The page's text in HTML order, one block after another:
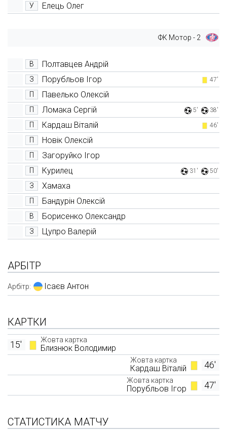
У Елець Олег
ФК Мотор - 2
В Полтавцев Андрій
З Порубльов Ігор 47'
П Павелько Олексій
П Ломака Сергій 5' 38'
П Кардаш Віталій 46'
П Новік Олексій
П Загоруйко Ігор
П Курилец 31' 50'
З Хамаха
П Бандурін Олексій
В Борисенко Олександр
З Цупро Валерій
АРБІТР
Арбітр: Ісаєв Антон
КАРТКИ
Жовта картка
Близнюк Володимир
15'
46'
Жовта картка
Кардаш Віталій
47'
Жовта картка
Порубльов Ігор
СТАТИСТИКА МАТЧУ